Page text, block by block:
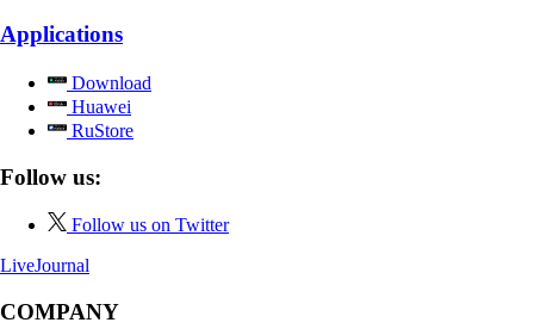
Applications
Download
Huawei
RuStore
Follow us:
Follow us on Twitter
LiveJournal
COMPANY